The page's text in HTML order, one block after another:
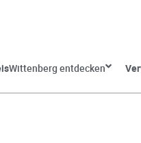
Wittenberg entdecken